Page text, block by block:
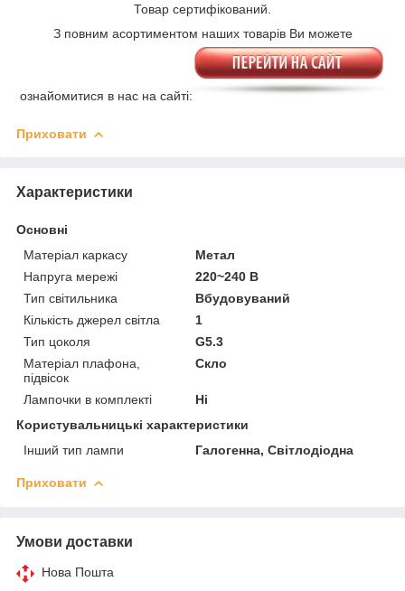
Товар сертифікований.
З повним асортиментом наших товарів Ви можете
ознайомитися в нас на сайті:
Приховати
Характеристики
Основні
Матеріал каркасу
Метал
Напруга мережі
220~240 В
Тип світильника
Вбудовуваний
Кількість джерел світла
1
Тип цоколя
G5.3
Матеріал плафона,
підвісок
Скло
Лампочки в комплекті
Ні
Користувальницькі характеристики
Інший тип лампи
Галогенна, Світлодіодна
Приховати
Умови доставки
Нова Пошта